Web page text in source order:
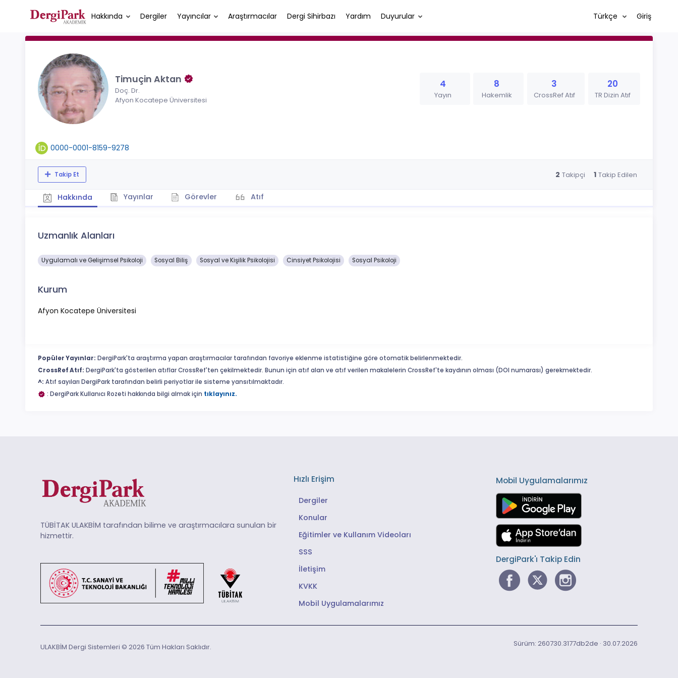
Hakkında Dergiler Yayıncılar Araştırmacılar Dergi Sihirbazı Yardım Duyurular Türkçe Giriş
Timuçin Aktan
Doç. Dr.
Afyon Kocatepe Üniversitesi
4
Yayın
8
Hakemlik
3
CrossRef Atıf
20
TR Dizin Atıf
0000-0001-8159-9278
Takip Et 2 Takipçi 1 Takip Edilen
Hakkında Yayınlar Görevler Atıf
Uzmanlık Alanları
Uygulamalı ve Gelişimsel Psikoloji Sosyal Biliş Sosyal ve Kişilik Psikolojisi Cinsiyet Psikolojisi Sosyal Psikoloji
Kurum
Afyon Kocatepe Üniversitesi
Popüler Yayınlar: DergiPark'ta araştırma yapan araştırmacılar tarafından favoriye eklenme istatistiğine göre otomatik belirlenmektedir.
CrossRef Atıf: DergiPark'ta gösterilen atıflar CrossRef'ten çekilmektedir. Bunun için atıf alan ve atıf verilen makalelerin CrossRef'te kaydının olması (DOI numarası) gerekmektedir.
^: Atıf sayıları DergiPark tarafından belirli periyotlar ile sisteme yansıtılmaktadır.
: DergiPark Kullanıcı Rozeti hakkında bilgi almak için tıklayınız.
TÜBİTAK ULAKBİM tarafından bilime ve araştırmacılara sunulan bir
hizmettir.
Hızlı Erişim
Dergiler
Konular
Eğitimler ve Kullanım Videoları
SSS
İletişim
KVKK
Mobil Uygulamalarımız
Mobil Uygulamalarımız
DergiPark'ı Takip Edin
ULAKBİM Dergi Sistemleri © 2026 Tüm Hakları Saklıdır. Sürüm: 260730.3177db2de · 30.07.2026